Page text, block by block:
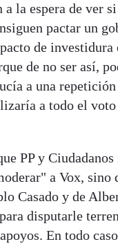
a la espera de ver
pactar un
de investidura
de no ser así,
a una
a todo el voto
PP y
a Vox, sino
Casado y de
disputarle
En todo